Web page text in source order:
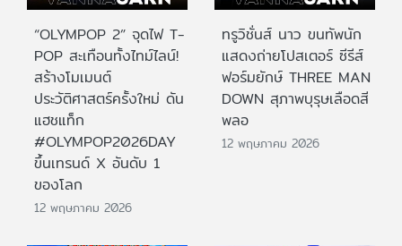
“OLYMPOP 2” จุดไฟ T-
POP สะเทือนทั้งไทม์ไลน์!
สร้างโมเมนต์
ประวัติศาสตร์ครั้งใหม่ ดัน
แฮชแท็ก
#OLYMPOP2026DAY
ขึ้นเทรนด์ X อันดับ 1
ของโลก
12 พฤษภาคม 2026
ทรูวิชั่นส์ นาว ขนทัพนัก
แสดงถ่ายโปสเตอร์ ซีรีส์
ฟอร์มยักษ์ THREE MAN
DOWN สุภาพบุรุษเลือดสี
พลอ
12 พฤษภาคม 2026